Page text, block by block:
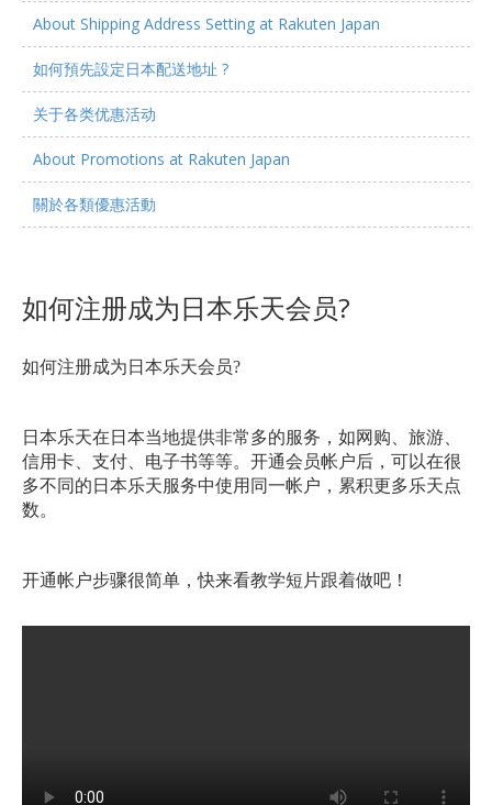
About Shipping Address Setting at Rakuten Japan
如何預先設定日本配送地址 ?
关于各类优惠活动
About Promotions at Rakuten Japan
關於各類優惠活動
如何注册成为日本乐天会员?
如何注册成为日本乐天会员?
日本乐天在日本当地提供非常多的服务，如网购、旅游、
信用卡、支付、电子书等等。开通会员帐户后，可以在很
多不同的日本乐天服务中使用同一帐户，累积更多乐天点
数。
开通帐户步骤很简单，快来看教学短片跟着做吧！